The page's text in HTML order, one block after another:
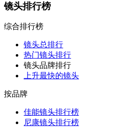
镜头排行榜
综合排行榜
镜头总排行
热门镜头排行
镜头品牌排行
上升最快的镜头
按品牌
佳能镜头排行榜
尼康镜头排行榜